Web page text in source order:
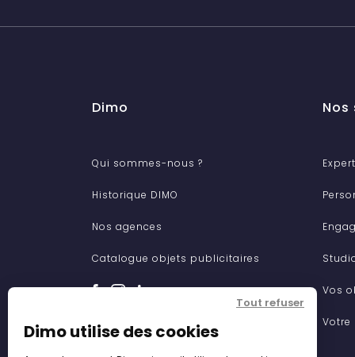
Dimo utilise des cookies
Tout refuser
Dimo
Qui sommes-nous ?
Historique DIMO
Nos agences
Catalogue objets publicitaires
Nos
Vos